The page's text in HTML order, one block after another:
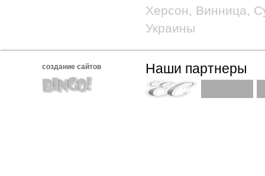
Херсон, Винница,
Украины
создание сайтов Наши партнеры